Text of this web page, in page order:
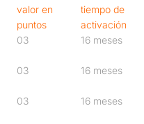
valor en
puntos
tiempo de
activación
03 16 meses
03 16 meses
03 16 meses